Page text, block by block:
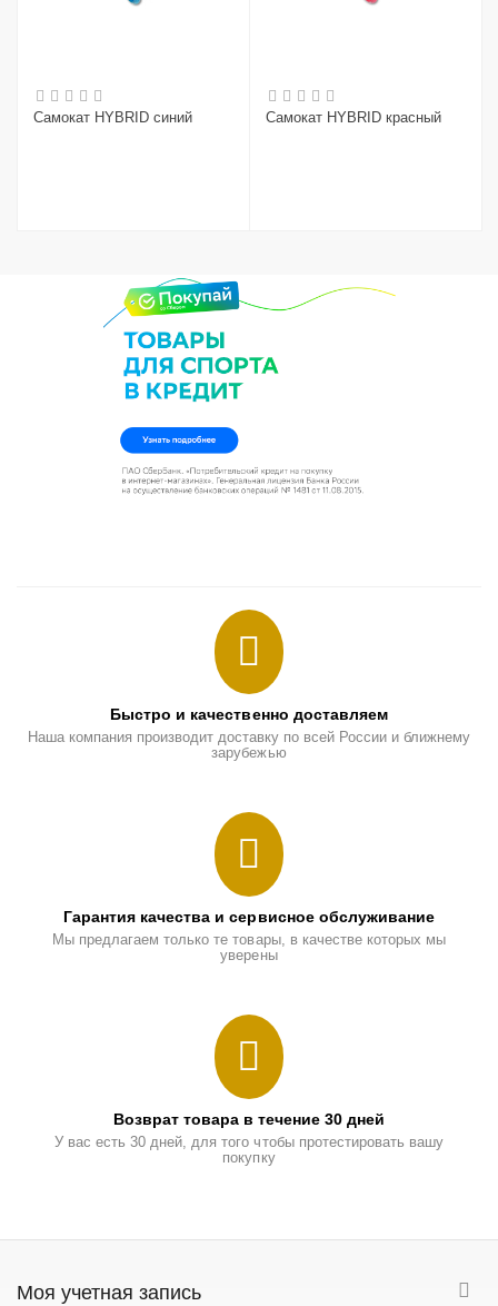
Самокат HYBRID синий Самокат HYBRID красный
Быстро и качественно доставляем
Наша компания производит доставку по всей России и ближнему
зарубежью
Гарантия качества и сервисное обслуживание
Мы предлагаем только те товары, в качестве которых мы
уверены
Возврат товара в течение 30 дней
У вас есть 30 дней, для того чтобы протестировать вашу
покупку
Моя учетная запись